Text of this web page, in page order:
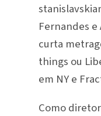
Fernandes e
curta
things ou
em NY e
Como